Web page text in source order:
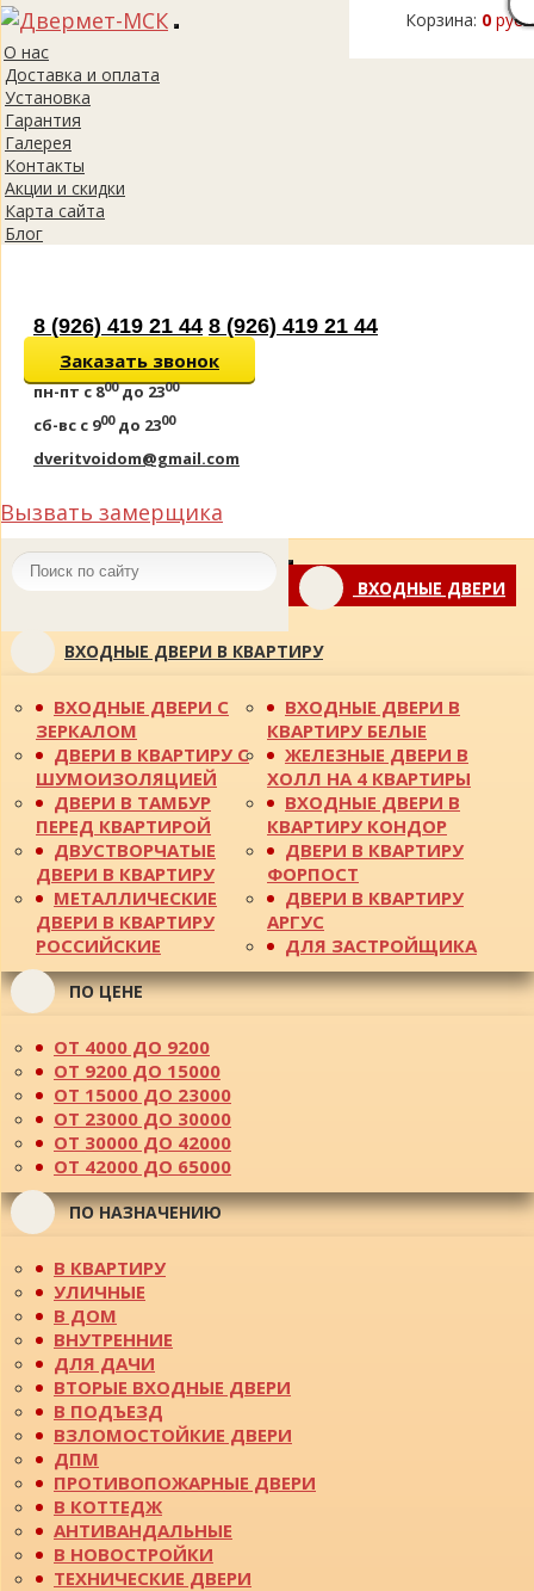
Корзина: 0 руб.
Toggle
О нас
Доставка и оплата
Установка
Гарантия
Галерея
Контакты
Акции и скидки
Карта сайта
Блог
8 (926) 419 21 44 8 (926) 419 21 44
Заказать звонок
пн-пт с 800до 2300
сб-вс с 900до 2300
dveritvoidom@gmail.com
Вызвать замерщика
Toggle
navigationВХОДНЫЕ ДВЕРИ
ВХОДНЫЕ ДВЕРИ В КВАРТИРУ
ВХОДНЫЕ ДВЕРИ С
ЗЕРКАЛОМ
ДВЕРИ В КВАРТИРУ С
ШУМОИЗОЛЯЦИЕЙ
ДВЕРИ В ТАМБУР
ПЕРЕД КВАРТИРОЙ
ДВУСТВОРЧАТЫЕ
ДВЕРИ В КВАРТИРУ
МЕТАЛЛИЧЕСКИЕ
ДВЕРИ В КВАРТИРУ
РОССИЙСКИЕ
ВХОДНЫЕ ДВЕРИ В
КВАРТИРУ БЕЛЫЕ
ЖЕЛЕЗНЫЕ ДВЕРИ В
ХОЛЛ НА 4 КВАРТИРЫ
ВХОДНЫЕ ДВЕРИ В
КВАРТИРУ КОНДОР
ДВЕРИ В КВАРТИРУ
ФОРПОСТ
ДВЕРИ В КВАРТИРУ
АРГУС
ДЛЯ ЗАСТРОЙЩИКА
ПО ЦЕНЕ
ОТ 4000 ДО 9200
ОТ 9200 ДО 15000
ОТ 15000 ДО 23000
ОТ 23000 ДО 30000
ОТ 30000 ДО 42000
ОТ 42000 ДО 65000
ПО НАЗНАЧЕНИЮ
В КВАРТИРУ
УЛИЧНЫЕ
В ДОМ
ВНУТРЕННИЕ
ДЛЯ ДАЧИ
ВТОРЫЕ ВХОДНЫЕ ДВЕРИ
В ПОДЪЕЗД
ВЗЛОМОСТОЙКИЕ ДВЕРИ
ДПМ
ПРОТИВОПОЖАРНЫЕ ДВЕРИ
В КОТТЕДЖ
АНТИВАНДАЛЬНЫЕ
В НОВОСТРОЙКИ
ТЕХНИЧЕСКИЕ ДВЕРИ